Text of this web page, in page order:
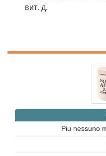
вит. д.
Piu nessuno